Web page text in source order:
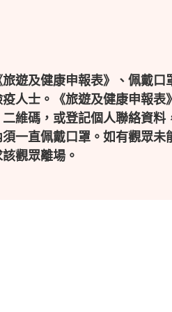
遊及健康申報表》、佩戴
人士。《旅遊及健康申報
維碼，或登記個人聯絡資
一直佩戴口罩。如有觀眾
觀眾離場。